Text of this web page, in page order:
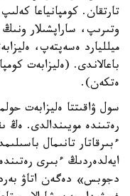
تارتقان. كومپانياعا
ەتكەن).
سول ۋاقىتتا ەليزابەت
رەتىندە مويىندالدى. ەڭ
ءبىرقاتار تانىمال
ايەلدەردىڭ ءبىرى
دجوبس» دەگەن اتاۋ